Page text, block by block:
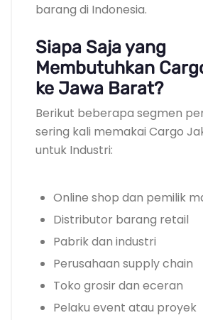
barang di Indonesia.
Siapa Saja yang
Membutuhkan
ke Jawa Barat?
Berikut beberapa segmen
sering kali memakai Cargo
untuk Industri:
Online shop dan pemilik
Distributor barang retail
Pabrik dan industri
Perusahaan supply chain
Toko grosir dan eceran
Pelaku event atau proyek